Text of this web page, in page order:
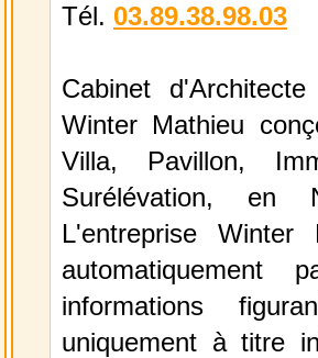
Tél. 03.89.38.98.03
Cabinet
Winter Mathieu
Villa, Pavillon,
Surélévation, en
L'entreprise
automatiquement
informations
uniquement à titre